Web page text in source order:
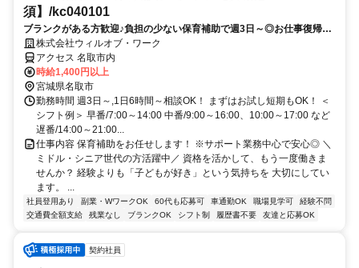
須】/kc040101
ブランクがある方歓迎♪負担の少ない保育補助で週3日～◎お仕事復帰し
ませんか？書き物・ピアノ・保護者対応もありません！
株式会社ウィルオブ・ワーク
アクセス 名取市内
時給1,400円以上
宮城県名取市
勤務時間 週3日～,1日6時間～相談OK！ まずはお試し短期もOK！ ＜
シフト例＞ 早番/7:00～14:00 中番/9:00～16:00、10:00～17:00 など
遅番/14:00～21:00...
仕事内容 保育補助をお任せします！ ※サポート業務中心で安心◎ ＼
ミドル・シニア世代の方活躍中／ 資格を活かして、もう一度働きま
せんか？ 経験よりも「子どもが好き」という気持ちを 大切にしてい
ます。 ...
社員登用あり 副業・WワークOK 60代も応募可 車通勤OK 職場見学可
経験不問
交通費全額支給
残業なし ブランクOK シフト制 履歴書不要 友達と応募OK
契約社員